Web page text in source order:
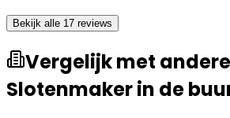
Bekijk alle 17 reviews
Vergelijk met andere
Slotenmaker in de